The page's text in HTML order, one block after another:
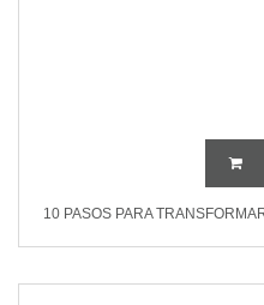
10 PASOS PARA